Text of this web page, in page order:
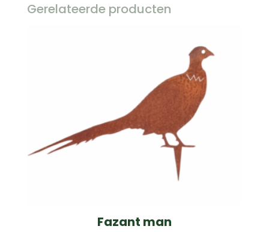
Gerelateerde producten
Fazant man